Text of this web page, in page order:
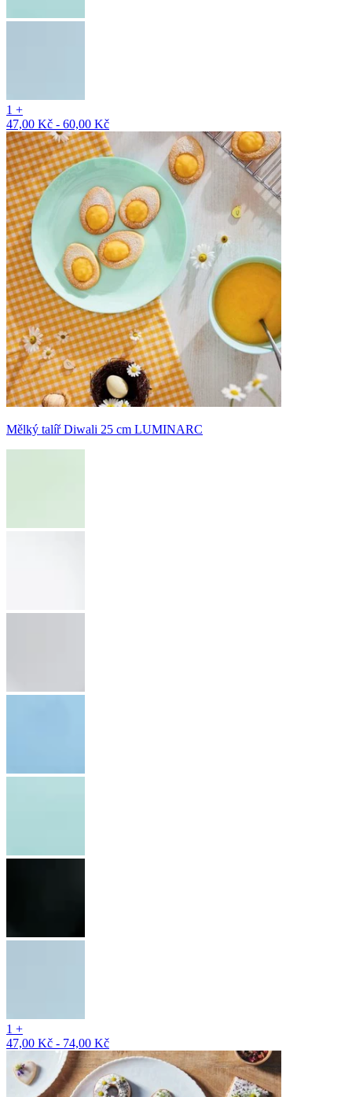
1 +
47,00 Kč - 60,00 Kč
Mělký talíř Diwali 25 cm LUMINARC
1 +
47,00 Kč - 74,00 Kč